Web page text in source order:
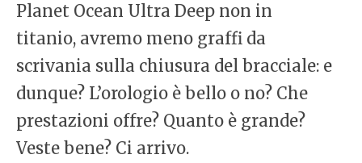
Planet Ocean Ultra Deep non in
titanio, avremo meno graffi da
scrivania sulla chiusura del bracciale: e
dunque? L’orologio è bello o no? Che
prestazioni offre? Quanto è grande?
Veste bene? Ci arrivo.